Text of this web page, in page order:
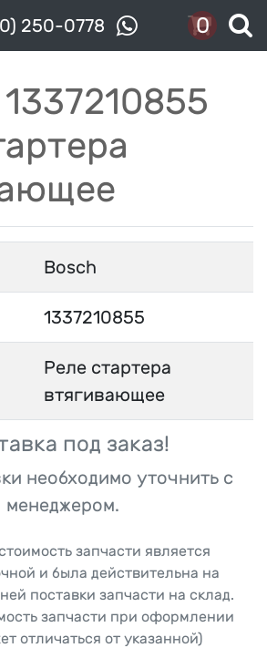
250-0778 0
Bosch
1337210855
Реле стартера
втягивающее
под заказ!
необходимо уточнить с
менеджером.
запчасти является
и была действительна на
поставки запчасти на склад.
запчасти при оформлении
отличаться от указанной)